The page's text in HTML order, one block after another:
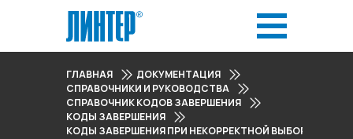
ГЛАВНАЯ
ДОКУМЕНТАЦИЯ
СПРАВОЧНИКИ И РУКОВОДСТВА
СПРАВОЧНИК КОДОВ ЗАВЕРШЕНИЯ
КОДЫ ЗАВЕРШЕНИЯ
КОДЫ ЗАВЕРШЕНИЯ ПРИ НЕКОРРЕКТНОЙ ВЫБОРКЕ